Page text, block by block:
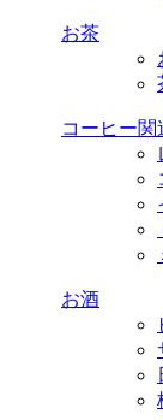
お茶
コーヒー関
お酒